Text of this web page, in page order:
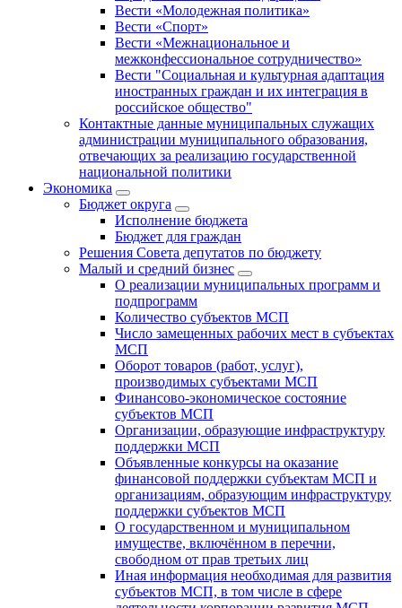
Вести «Молодежная политика»
Вести «Спорт»
Вести «Межнациональное и
межконфессиональное сотрудничество»
Вести "Социальная и культурная адаптация
иностранных граждан и их интеграция в
российское общество"
Контактные данные муниципальных служащих
администрации муниципального образования,
отвечающих за реализацию государственной
национальной политики
Экономика
Бюджет округa
Исполнение бюджета
Бюджет для граждан
Решения Совета депутатов по бюджету
Малый и средний бизнес
О реализации муниципальных программ и
подпрограмм
Количество субъектов МСП
Число замещенных рабочих мест в субъектах
МСП
Оборот товаров (работ, услуг),
производимых субъектами МСП
Финансово-экономическое состояние
субъектов МСП
Организации, образующие инфраструктуру
поддержки МСП
Объявленные конкурсы на оказание
финансовой поддержки субъектам МСП и
организациям, образующим инфраструктуру
поддержки субъектов МСП
О государственном и муниципальном
имуществе, включённом в перечни,
свободном от прав третьих лиц
Иная информация необходимая для развития
субъектов МСП, в том числе в сфере